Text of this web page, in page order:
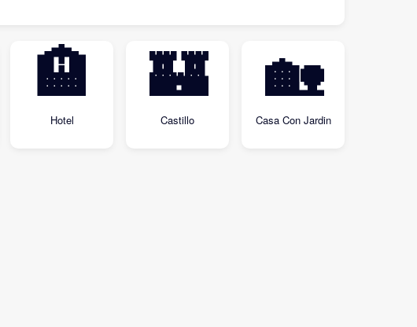
🏨
Hotel
🏰
Castillo
🏡
Casa Con Jardin